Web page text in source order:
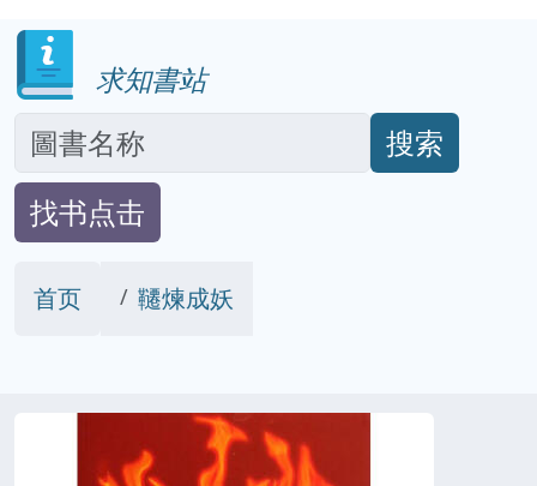
求知書站
搜索
找书点击
首页 韆煉成妖